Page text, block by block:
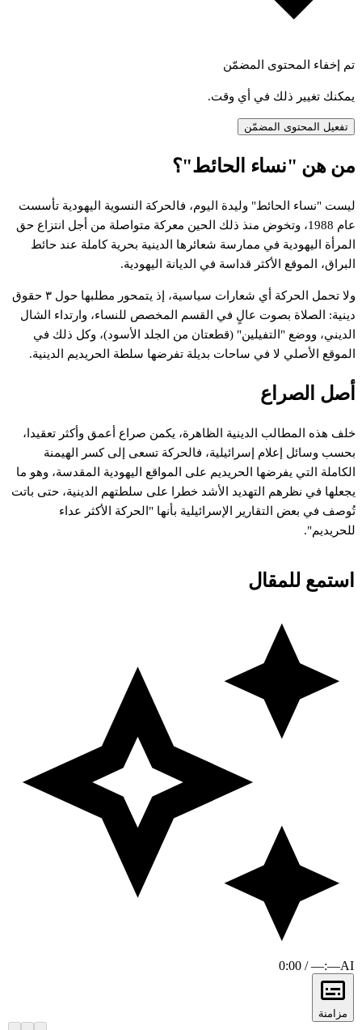
تم إخفاء المحتوى المضمّن
يمكنك تغيير ذلك في أي وقت.
تفعيل المحتوى المضمّن
من هن "نساء الحائط"؟
ليست "نساء الحائط" وليدة اليوم، فالحركة النسوية اليهودية تأسست
عام 1988، وتخوض منذ ذلك الحين معركة متواصلة من أجل انتزاع
حق
المرأة
اليهودية في ممارسة شعائرها الدينية بحرية كاملة عند حائط
البراق، الموقع الأكثر قداسة في الديانة اليهودية.
ولا تحمل الحركة أي شعارات سياسية، إذ يتمحور مطلبها حول ٣ حقوق
دينية: الصلاة بصوت عالٍ في القسم المخصص للنساء، وارتداء الشال
الديني، ووضع "التفيلين" (قطعتان من الجلد الأسود)، وكل ذلك في
الموقع الأصلي لا في ساحات بديلة تفرضها سلطة الحريديم الدينية.
أصل الصراع
خلف هذه المطالب الدينية الظاهرة، يكمن صراع أعمق وأكثر تعقيدا،
بحسب وسائل إعلام إسرائيلية، فالحركة تسعى إلى كسر الهيمنة
الكاملة التي يفرضها الحريديم على المواقع اليهودية المقدسة، وهو ما
يجعلها في نظرهم التهديد الأشد خطرا على سلطتهم الدينية، حتى باتت
تُوصف في بعض التقارير الإسرائيلية بأنها "الحركة الأكثر عداء
للحريديم".
استمع للمقال
AI
0:00 / —:—
مزامنة